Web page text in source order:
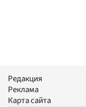
Редакция
Реклама
Карта сайта